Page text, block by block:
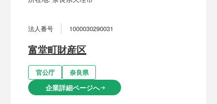
法人番号 1000030290031
富堂町財産区
官公庁 奈良県
企業詳細ページへarrow_right_alt